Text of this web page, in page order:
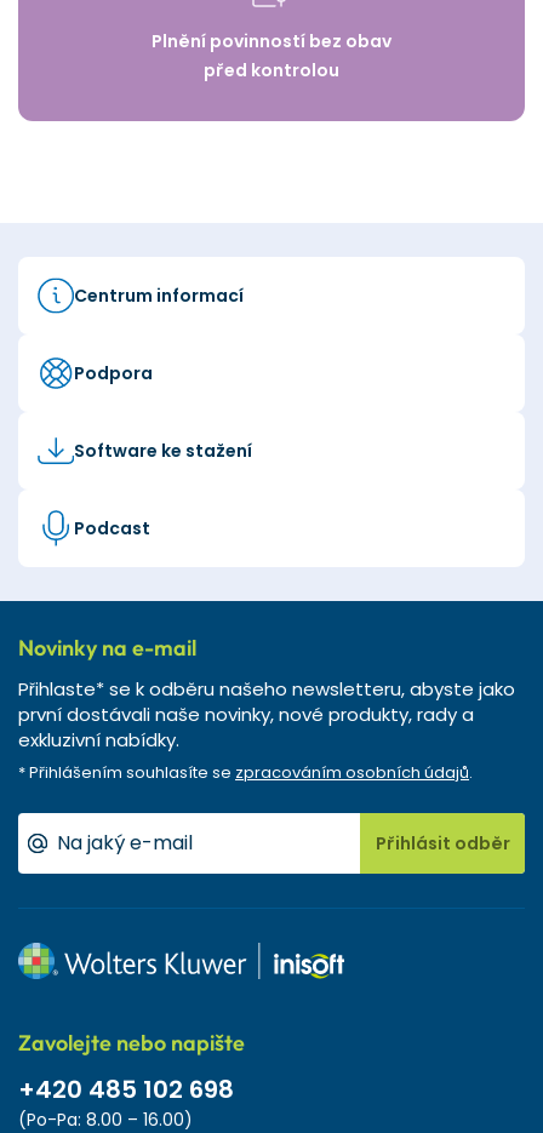
Plnění povinností bez obav
před kontrolou
Centrum informací
Podpora
Software ke stažení
Podcast
Novinky na e-mail
Přihlaste* se k odběru našeho newsletteru, abyste jako
první dostávali naše novinky, nové produkty, rady a
exkluzivní nabídky.
* Přihlášením souhlasíte se zpracováním osobních údajů.
Přihlásit odběr
Zavolejte nebo napište
+420 485 102 698
(Po-Pa: 8.00 – 16.00)